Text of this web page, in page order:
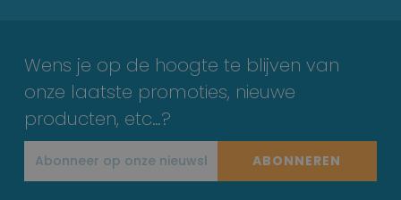
Wens je op de hoogte te blijven van
onze laatste promoties, nieuwe
producten, etc…?
ABONNEREN